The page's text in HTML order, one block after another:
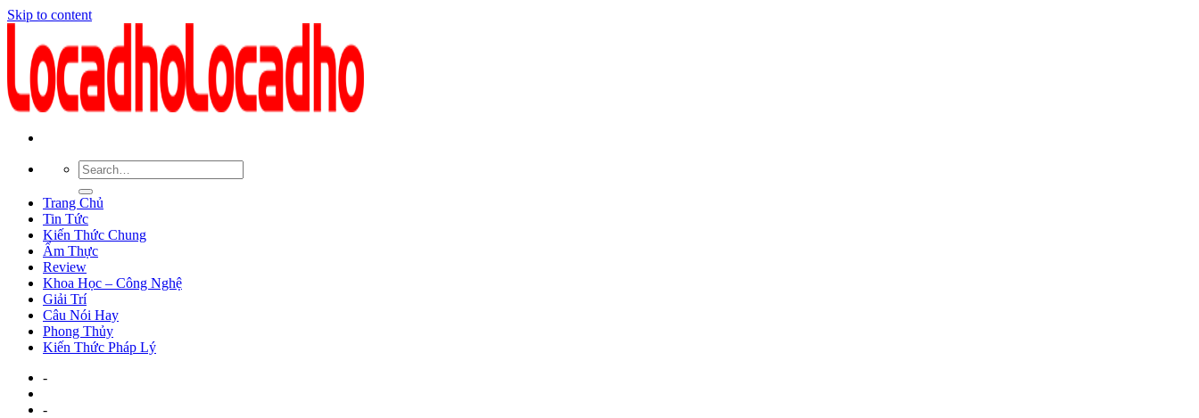
Skip to content
Trang Chủ
Tin Tức
Kiến Thức Chung
Ẩm Thực
Review
Khoa Học – Công Nghệ
Giải Trí
Câu Nói Hay
Phong Thủy
Kiến Thức Pháp Lý
-
-